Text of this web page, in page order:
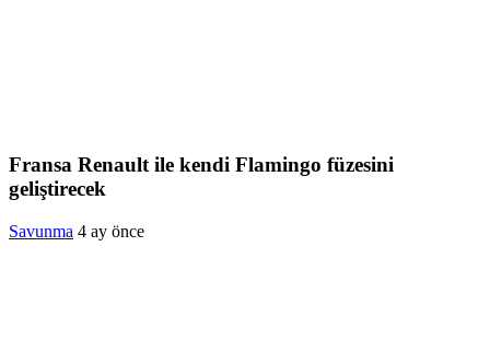
Fransa Renault ile kendi Flamingo füzesini
geliştirecek
Savunma 4 ay önce